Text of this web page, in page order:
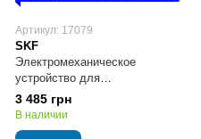
Артикул: 17079
SKF
Электромеханическое
устройство для
автоматической подачи масла
TLSD 1-DS SKF
3 485 грн
В наличии